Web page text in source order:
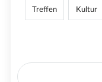
Treffen Kultur